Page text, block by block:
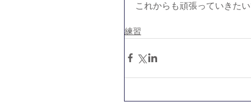
これからも頑張っていきたい
練習